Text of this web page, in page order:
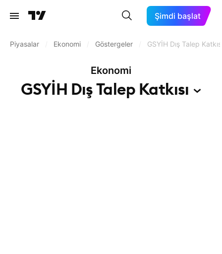
Şimdi başlat
Piyasalar Ekonomi Göstergeler GSYİH Dış Talep
Ekonomi
GSYİH Dış Talep Katkısı